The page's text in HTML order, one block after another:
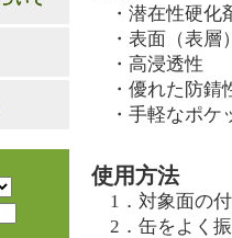
・潜在性硬化
・表面（表層
・高浸透性
・優れた防錆
・手軽なポケ
使用方法
1．対象面の
2．缶をよく振